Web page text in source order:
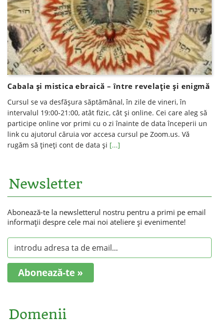
Cabala și mistica ebraică – între revelație și enigmă
Cursul se va desfăşura săptămânal, în zile de vineri, în
intervalul 19:00-21:00, atât fizic, cât şi online. Cei care aleg să
participe online vor primi cu o zi înainte de data începerii un
link cu ajutorul căruia vor accesa cursul pe Zoom.us. Vă
rugăm să ţineţi cont de data şi [...]
Newsletter
Abonează-te la newsletterul nostru pentru a primi pe email
informaţii despre cele mai noi ateliere şi evenimente!
Abonează-te »
Domenii